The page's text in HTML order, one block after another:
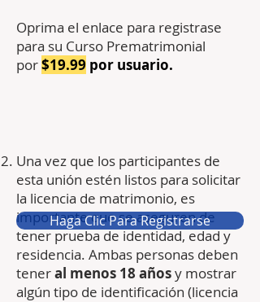
Oprima el enlace para registrase
para su Curso Prematrimonial
por$19.99 por usuario.
Una vez que los participantes de
esta unión estén listos para solicitar
la licencia de matrimonio, es
importante que se aseguren de
tener prueba de identidad, edad y
residencia. Ambas personas deben
teneral menos 18 añosy mostrar
algún tipo de identificación (licencia
Haga Clic Para Registrarse